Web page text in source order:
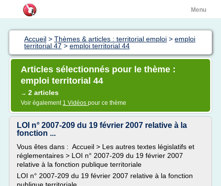
Menu
Accueil > Thèmes & articles : territorial emploi > emploi
territorial 47 > emploi territorial 44
Articles sélectionnés pour le thème :
emploi territorial 44
→ 2 articles
Voir également 1 Vidéos pour ce thème
LOI n° 2007-209 du 19 février 2007 relative à la
fonction ...
Vous êtes dans : Accueil > Les autres textes législatifs et
réglementaires > LOI n° 2007-209 du 19 février 2007
relative à la fonction publique territoriale
LOI n° 2007-209 du 19 février 2007 relative à la fonction